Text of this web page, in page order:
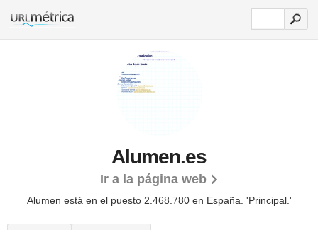
Alumen.es
Ir a la página web
Alumen está en el puesto 2.468.780 en España. 'Principal.'